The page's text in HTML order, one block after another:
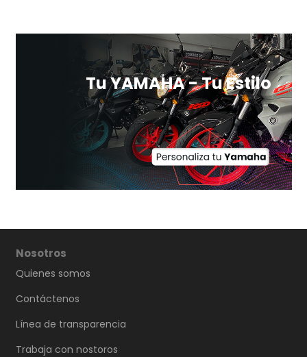
Tu YAMAHA - Tu Estilo
Nosotros
Quienes somos
Contáctenos
Línea de transparencia
Trabaja con nostoros